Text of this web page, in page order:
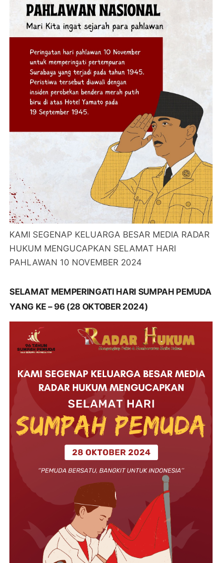
KAMI SEGENAP KELUARGA BESAR MEDIA RADAR
HUKUM MENGUCAPKAN SELAMAT HARI
PAHLAWAN 10 NOVEMBER 2024
SELAMAT MEMPERINGATI HARI SUMPAH PEMUDA
YANG KE – 96 (28 OKTOBER 2024)